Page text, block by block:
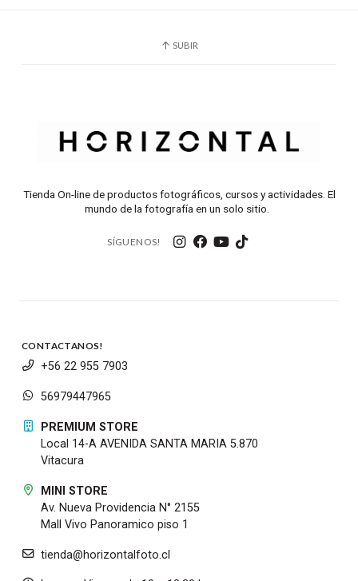
SUBIR
Tienda On-line de productos fotográficos, cursos y actividades. El
mundo de la fotografía en un solo sitio.
SÍGUENOS!
CONTACTANOS!
+56 22 955 7903
56979447965
PREMIUM STORE
Local 14-A AVENIDA SANTA MARIA 5.870
Vitacura
MINI STORE
Av. Nueva Providencia N° 2155
Mall Vivo Panoramico piso 1
tienda@horizontalfoto.cl